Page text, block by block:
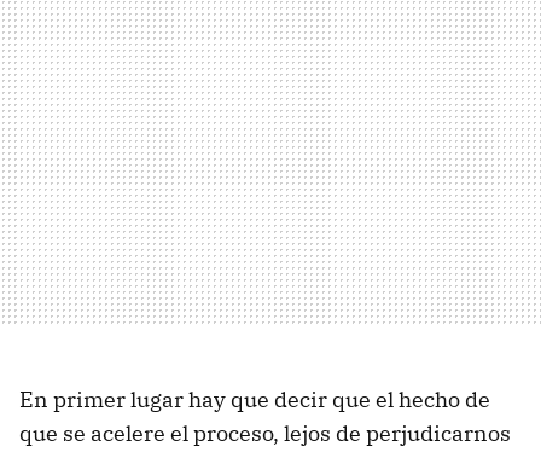
En primer lugar hay que decir que el hecho de
que se acelere el proceso, lejos de perjudicarnos